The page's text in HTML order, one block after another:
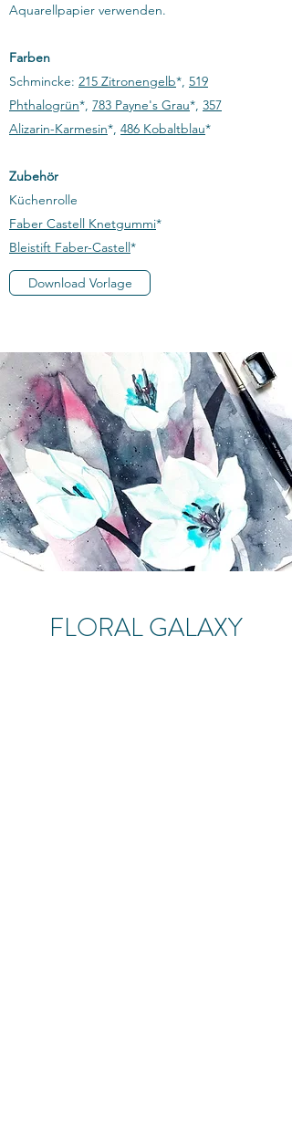
Aquarellpapier verwenden.
Farben
Schmincke: 215 Zitronengelb*, 519
Phthalogrün*, 783 Payne's Grau*, 357
Alizarin-Karmesin*, 486 Kobaltblau*​
Zubehör
Küchenrolle
Faber Castell Knetgummi*
Bleistift Faber-Castell*​
Download Vorlage
FLORAL GALAXY